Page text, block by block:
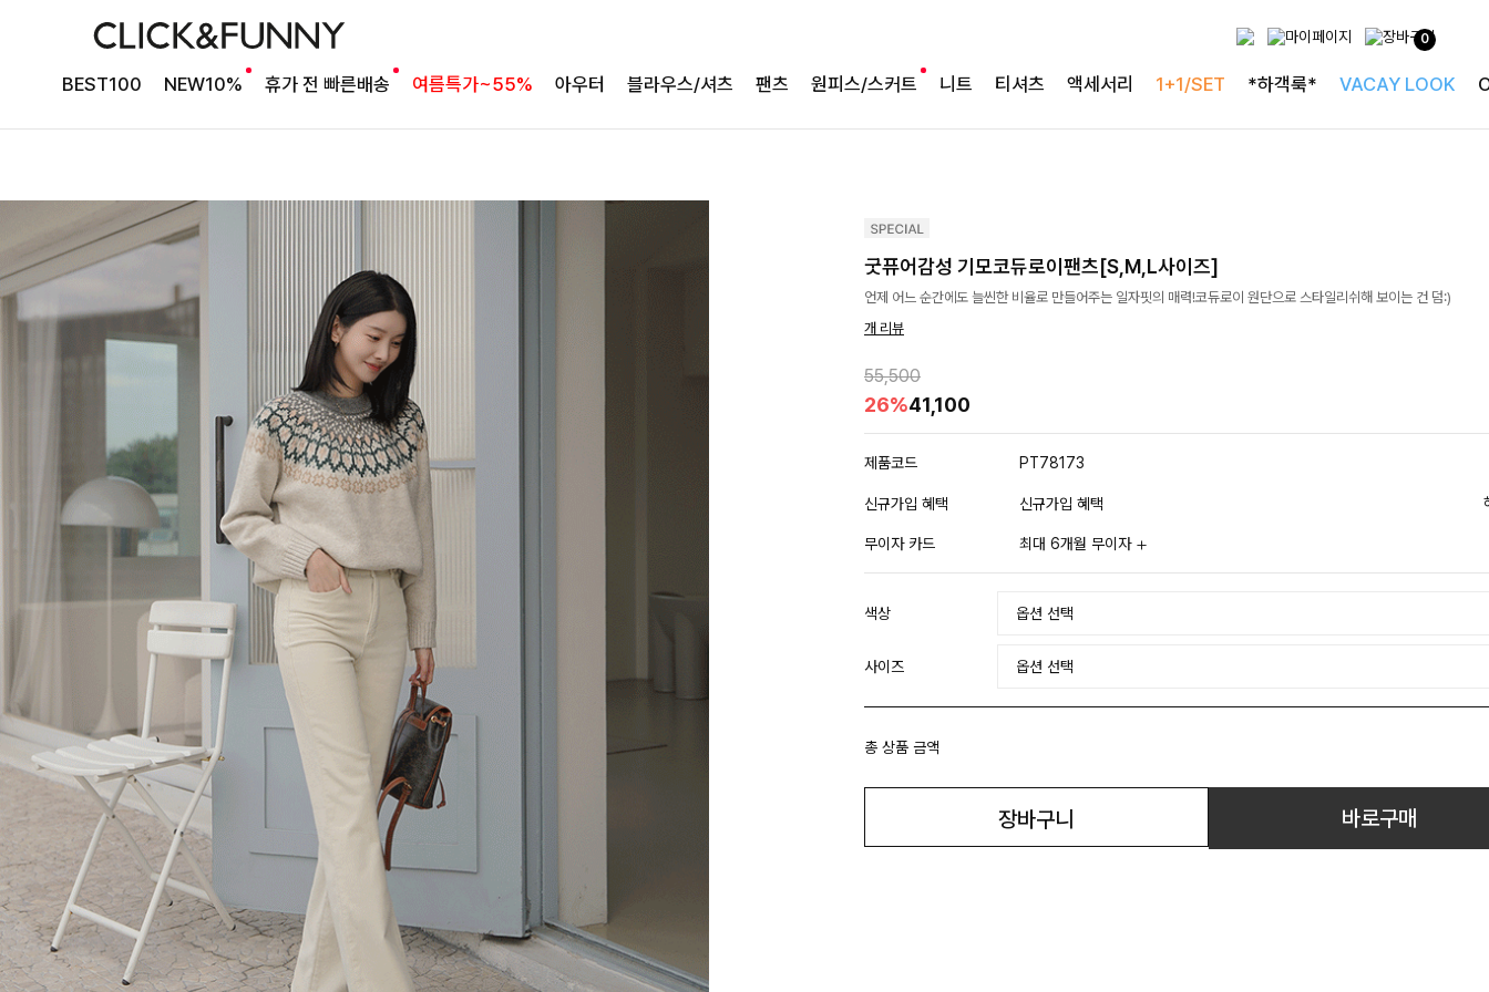
0
BEST100 NEW10% 휴가 전 빠른배송 여름특가~55% 아우터 블라우스/셔츠 팬츠 원피스/스커트 니트 티셔츠 액세서리 1+1/SET *하객룩* VACAY LOOK
굿퓨어감성 기모코듀로이팬츠[S,M,L사이즈]
언제 어느 순간에도 늘씬한 비율로 만들어주는 일자핏의 매력!코듀로이 원단으로 스타일리쉬해 보이는 건 덤:)
개 리뷰
55,500
26%41,100
제품코드 PT78173
신규가입 혜택 신규가입 혜택
무이자 카드 최대 6개월 무이자
색상
사이즈
총 상품 금액
장바구니 바로구매